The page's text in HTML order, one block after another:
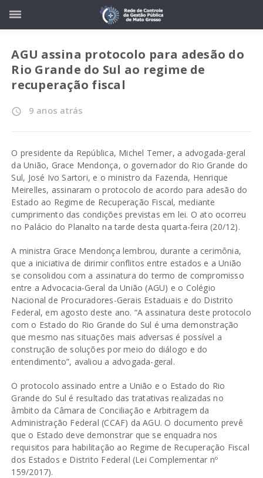
AGU assina protocolo para adesão do
Rio Grande do Sul ao regime de
recuperação fiscal
access_time 9 anos atrás
O presidente da República, Michel Temer, a advogada-geral
da União, Grace Mendonça, o governador do Rio Grande do
Sul, José Ivo Sartori, e o ministro da Fazenda, Henrique
Meirelles, assinaram o protocolo de acordo para adesão do
Estado ao Regime de Recuperação Fiscal, mediante
cumprimento das condições previstas em lei. O ato ocorreu
no Palácio do Planalto na tarde desta quarta-feira (20/12).
A ministra Grace Mendonça lembrou, durante a cerimônia,
que a iniciativa de dirimir conflitos entre estados e a União
se consolidou com a assinatura do termo de compromisso
entre a Advocacia-Geral da União (AGU) e o Colégio
Nacional de Procuradores-Gerais Estaduais e do Distrito
Federal, em agosto deste ano. “A assinatura deste protocolo
com o Estado do Rio Grande do Sul é uma demonstração
que mesmo nas situações mais adversas é possível a
construção de soluções por meio do diálogo e do
entendimento”, avaliou a advogada-geral.
O protocolo assinado entre a União e o Estado do Rio
Grande do Sul é resultado das tratativas realizadas no
âmbito da Câmara de Conciliação e Arbitragem da
Administração Federal (CCAF) da AGU. O documento prevê
que o Estado deve demonstrar que se enquadra nos
requisitos para habilitação ao Regime de Recuperação Fiscal
dos Estados e Distrito Federal (Lei Complementar nº
159/2017).